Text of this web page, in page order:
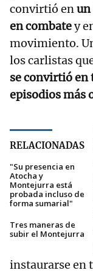
convirtió enun
en combatey
movimiento.
los carlistas
se convirtió en
episodios más
RELACIONADAS
"Su presencia en
Atocha y
Montejurra está
probada incluso de
forma sumarial"
Tres maneras de
subir el Montejurra
instaurarse en